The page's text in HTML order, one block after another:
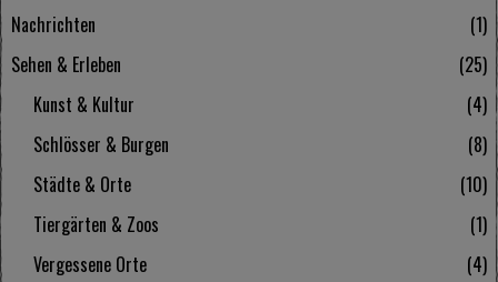
Nachrichten
1
Sehen & Erleben
25
Kunst & Kultur
4
Schlösser & Burgen
8
Städte & Orte
10
Tiergärten & Zoos
1
Vergessene Orte
4